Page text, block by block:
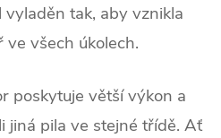
tak, aby vznikla
všech úkolech.
poskytuje větší výkon a
jiná pila ve stejné třídě. Ať